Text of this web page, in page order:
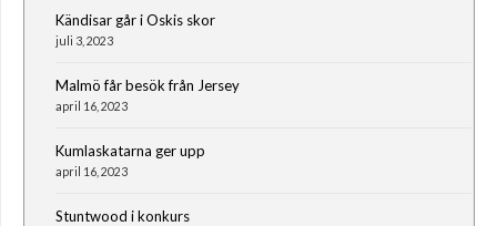
Kändisar går i Oskis skor
juli 3, 2023
Malmö får besök från Jersey
april 16, 2023
Kumlaskatarna ger upp
april 16, 2023
Stuntwood i konkurs